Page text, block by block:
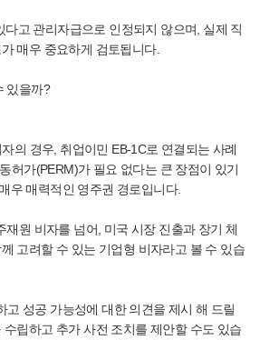
다고 관리자급으로 인정되지 않으며, 실제 직
매우 중요하게 검토됩니다.
있을까?
의 경우, 취업이민 EB-1C로 연결되는 사례
허가(PERM)가 필요 없다는 큰 장점이 있기
우 매력적인 영주권 경로입니다.
재원 비자를 넘어, 미국 시장 진출과 장기 체
고려할 수 있는 기업형 비자라고 볼 수 있습
고 성공 가능성에 대한 의견을 제시 해 드릴
립하고 추가 사전 조치를 제안할 수도 있습